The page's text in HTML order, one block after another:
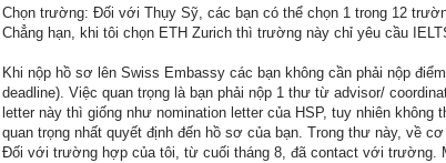
Chọn trường: Đối với Thụy Sỹ, các bạn có thể chọn 1 trong 12
Chẳng hạn, khi tôi chọn ETH Zurich thì trường này chỉ yêu cầu
Khi nộp hồ sơ lên Swiss Embassy các bạn không cần phải nộp
deadline). Việc quan trọng là bạn phải nộp 1 thư từ advisor/
letter này thì giống như nomination letter của HSP, tuy nhiên
quan trọng nhất quyết định đến hồ sơ của bạn. Trong thư này, về
Đối với trường hợp của tôi, từ cuối tháng 8, đã contact với trường.